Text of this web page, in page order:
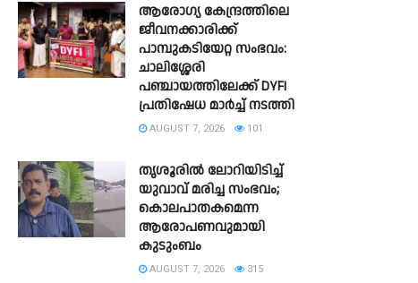
ആരോഗ്യ കേന്ദ്രത്തിലെ
ജീവനക്കാരിക്ക്
പാമ്പുകടിയേറ്റ സംഭവം:
ചാലിശ്ശേരി
പഞ്ചായത്തിലേക്ക് DYFI
പ്രതിഷേധ മാർച്ച് നടത്തി​
AUGUST 7, 2026 101
തൃശൂരിൽ ലോറിയിടിച്ച്
യുവാവ് മരിച്ച സംഭവം;
കൊലപാതകമെന്ന
ആരോപണവുമായി
കുടുംബം
AUGUST 7, 2026 315